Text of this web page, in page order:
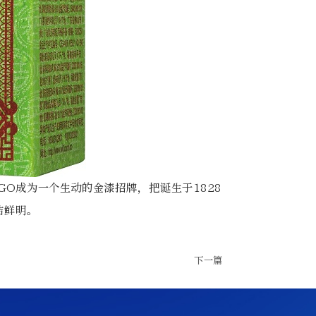
成为一个生动的金漆招牌，把诞生于1828
明。
下一篇